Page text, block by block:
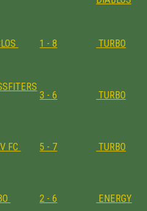
1 - 8 TURBO
3 - 6 TURBO
FC 5 - 7 TURBO
2 - 6 ENERGY